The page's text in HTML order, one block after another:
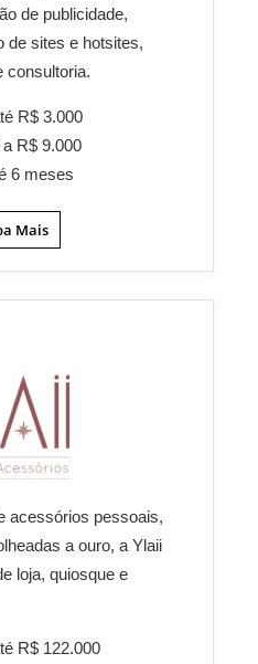
de publicidade,
de sites e hotsites,
consultoria.
R$ 3.000
R$ 9.000
6 meses
Mais
acessórios pessoais,
a ouro, a Ylaii
loja, quiosque e
R$ 122.000